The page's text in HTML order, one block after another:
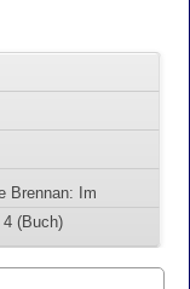
Brennan: Im
4 (Buch)